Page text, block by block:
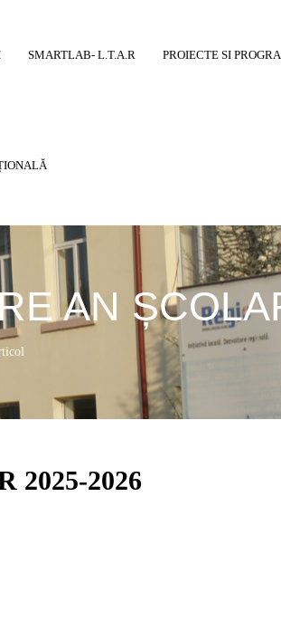
SMARTLAB- L.T.A.R PROIECTE SI
AN
2025-2026